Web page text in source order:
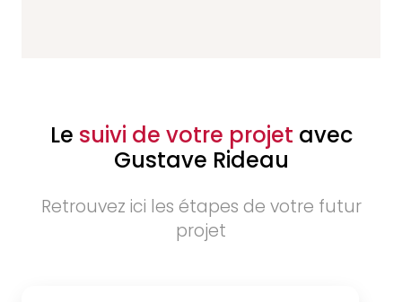
Le suivi de votre projet avec
Gustave Rideau
Retrouvez ici les étapes de votre futur
projet